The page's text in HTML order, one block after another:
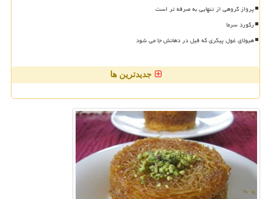
پرواز گروهی از تنهایی به صرفه تر است
رکورد سرما
هیولای غول پیکری که فیل در دهانش جا می شود
جدیدترین ها